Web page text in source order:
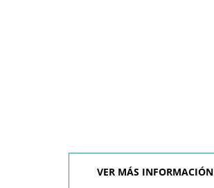
VER MÁS INFORMACIÓN